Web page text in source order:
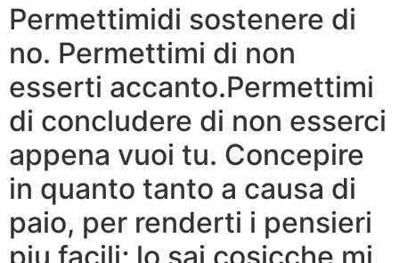
Permettimidi sostenere di
no. Permettimi di non
esserti accanto.Permettimi
di concludere di non esserci
appena vuoi tu. Concepire
in quanto tanto a causa di
paio, per renderti i pensieri
piu facili; lo sai cosicche mi